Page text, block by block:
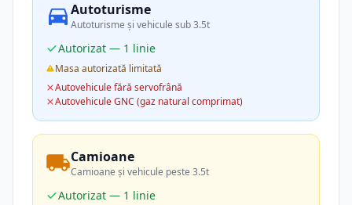
Autoturisme
Autoturisme și vehicule sub 3.5t
Autorizat — 1 linie
Masa autorizată limitată
Autovehicule fără servofrână
Autovehicule GNC (gaz natural comprimat)
Camioane
Camioane și vehicule peste 3.5t
Autorizat — 1 linie